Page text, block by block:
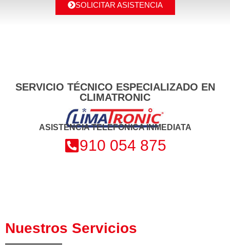
SOLICITAR ASISTENCIA
SERVICIO TÉCNICO ESPECIALIZADO EN
CLIMATRONIC
ASISTENCIA TELEFÓNICA INMEDIATA
910 054 875
Nuestros Servicios